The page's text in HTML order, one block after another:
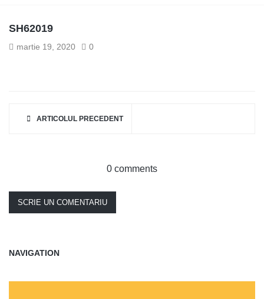
SH62019
martie 19, 2020 0
ARTICOLUL PRECEDENT
0 comments
SCRIE UN COMENTARIU
NAVIGATION